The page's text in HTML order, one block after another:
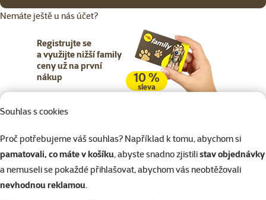
Souhlas s cookies
Proč potřebujeme váš souhlas? Například k tomu, abychom si
pamatovali, co máte v košíku, abyste snadno zjistilistav objednávky
a nemuseli se pokaždé přihlašovat, abychom vás neobtěžovali
nevhodnou reklamou.
Nemáte ještě u nás účet?
Registrujte se
a využijte nižší family
ceny už na první
nákup
10 %
sleva
Napište nám